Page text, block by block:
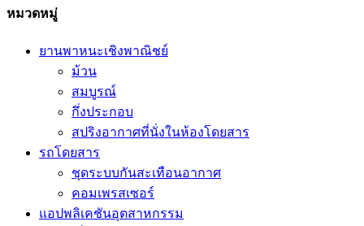
หมวดหมู่
ยานพาหนะเชิงพาณิชย์
ม้วน
สมบูรณ์
กึ่งประกอบ
สปริงอากาศที่นั่งในห้องโดยสาร
รถโดยสาร
ชุดระบบกันสะเทือนอากาศ
คอมเพรสเซอร์
แอปพลิเคชันอุตสาหกรรม